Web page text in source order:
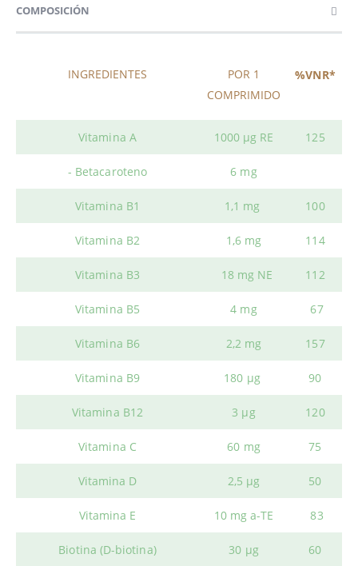
COMPOSICIÓN
INGREDIENTES
POR 1
COMPRIMIDO
%VNR*
Vitamina A 1000 μg RE 125
- Betacaroteno 6 mg
Vitamina B1 1,1 mg 100
Vitamina B2 1,6 mg 114
Vitamina B3 18 mg NE 112
Vitamina B5 4 mg 67
Vitamina B6 2,2 mg 157
Vitamina B9 180 μg 90
Vitamina B12 3 μg 120
Vitamina C 60 mg 75
Vitamina D 2,5 μg 50
Vitamina E 10 mg a-TE 83
Biotina (D-biotina) 30 μg 60